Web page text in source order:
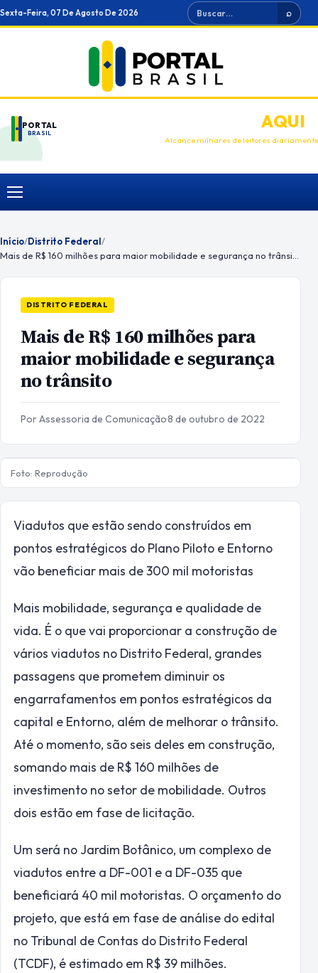
Ir
para
Sexta-Feira, 07 De Agosto De 2026 Buscar ⌕
PORTAL
BRASIL
ANUNCIEAQUI
Alcance milhares de leitores diariamente
Menu
Início/Distrito Federal/
DISTRITO FEDERAL
Mais de R$ 160 milhões para
maior mobilidade e segurança
no trânsito
Por Assessoria de Comunicação·8 de outubro de 2022
Foto: Reprodução
Viadutos que estão sendo construídos em
pontos estratégicos do Plano Piloto e Entorno
vão beneficiar mais de 300 mil motoristas
Mais mobilidade, segurança e qualidade de
vida. É o que vai proporcionar a construção de
vários viadutos no Distrito Federal, grandes
passagens que prometem diminuir os
engarrafamentos em pontos estratégicos da
capital e Entorno, além de melhorar o trânsito.
Até o momento, são seis deles em construção,
somando mais de R$ 160 milhões de
investimento no setor de mobilidade. Outros
dois estão em fase de licitação.
Um será no Jardim Botânico, um complexo de
viadutos entre a DF-001 e a DF-035 que
beneficiará 40 mil motoristas. O orçamento do
projeto, que está em fase de análise do edital
no Tribunal de Contas do Distrito Federal
(TCDF), é estimado em R$ 39 milhões.